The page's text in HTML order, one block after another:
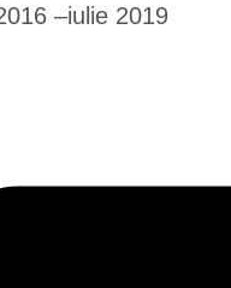
–iulie 2019